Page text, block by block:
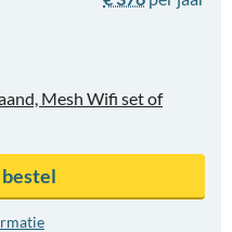
Mesh Wifi set of